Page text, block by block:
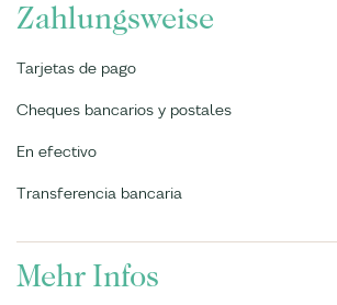
Zahlungsweise
Tarjetas de pago
Cheques bancarios y postales
En efectivo
Transferencia bancaria
Mehr Infos